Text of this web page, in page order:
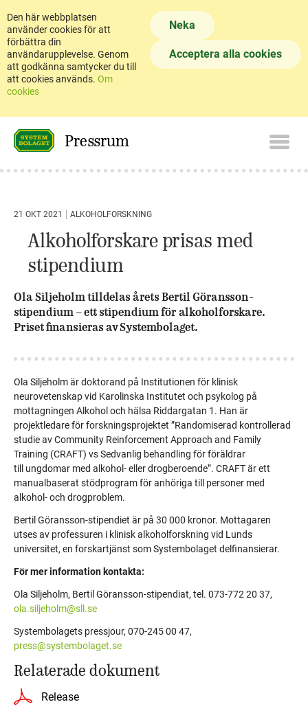
Den här webbplatsen
använder cookies för att
förbättra din
användarupplevelse. Genom
att godkänna samtycker du till
att cookies används. Om
cookies
Neka
Acceptera alla cookies
Pressrum
21 OKT 2021 ALKOHOLFORSKNING
Alkoholforskare prisas med
stipendium
Ola Siljeholm tilldelas årets Bertil Göransson-
stipendium – ett stipendium för alkoholforskare.
Priset finansieras av Systembolaget.
Ola Siljeholm är doktorand på Institutionen för klinisk
neurovetenskap vid Karolinska Institutet och psykolog på
mottagningen Alkohol och hälsa Riddargatan 1. Han är
projektledare för forskningsprojektet ”Randomiserad kontrollerad
studie av Community Reinforcement Approach and Family
Training (CRAFT) vs Sedvanlig behandling för föräldrar
till ungdomar med alkohol- eller drogberoende”. CRAFT är ett
manualbaserat stödprogram för anhöriga till personer med
alkohol- och drogproblem.
Bertil Göransson-stipendiet är på 30 000 kronor. Mottagaren
utses av professuren i klinisk alkoholforskning vid Lunds
universitet, en forskartjänst som Systembolaget delfinansierar.
För mer information kontakta:
Ola Siljeholm, Bertil Göransson-stipendiat, tel. 073-772 20 37,
ola.siljeholm@sll.se
Systembolagets pressjour, 070-245 00 47,
press@systembolaget.se
Relaterade dokument
Release